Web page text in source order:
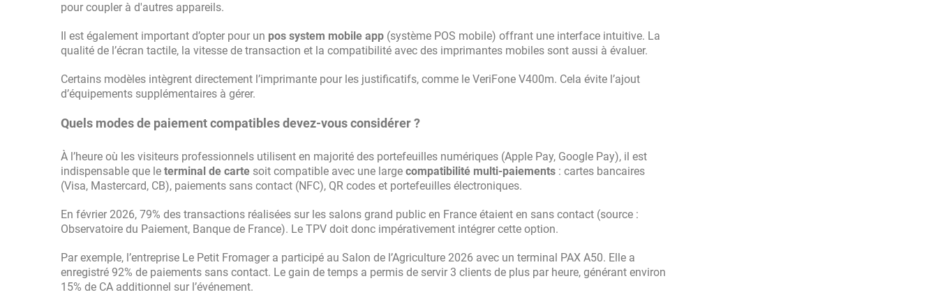
pour coupler à d'autres appareils.
Il est également important d’opter pour un pos system mobile app (système POS mobile) offrant une interface intuitive. La
qualité de l’écran tactile, la vitesse de transaction et la compatibilité avec des imprimantes mobiles sont aussi à évaluer.
Certains modèles intègrent directement l’imprimante pour les justificatifs, comme le VeriFone V400m. Cela évite l’ajout
d’équipements supplémentaires à gérer.
Quels modes de paiement compatibles devez-vous considérer ?
À l’heure où les visiteurs professionnels utilisent en majorité des portefeuilles numériques (Apple Pay, Google Pay), il est
indispensable que le terminal de carte soit compatible avec une large compatibilité multi-paiements : cartes bancaires
(Visa, Mastercard, CB), paiements sans contact (NFC), QR codes et portefeuilles électroniques.
En février 2026, 79% des transactions réalisées sur les salons grand public en France étaient en sans contact (source :
Observatoire du Paiement, Banque de France). Le TPV doit donc impérativement intégrer cette option.
Par exemple, l’entreprise Le Petit Fromager a participé au Salon de l’Agriculture 2026 avec un terminal PAX A50. Elle a
enregistré 92% de paiements sans contact. Le gain de temps a permis de servir 3 clients de plus par heure, générant environ
15% de CA additionnel sur l’événement.